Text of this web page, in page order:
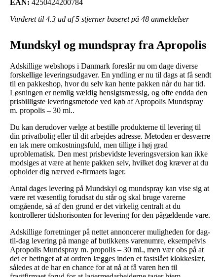
EAN: 4250424200784
Vurderet til 4.3 ud af 5 stjerner baseret på 48 anmeldelser
Mundskyl og mundspray fra Apropolis
Adskillige webshops i Danmark foreslår nu om dage diverse
forskellige leveringsudgaver. En yndling er nu til dags at få sendt
til en pakkeshop, hvor du selv kan hente pakken når du har tid.
Løsningen er nemlig vældig hensigtsmæssig, og ofte endda den
prisbilligste leveringsmetode ved køb af Apropolis Mundspray
m. propolis – 30 ml..
Du kan derudover vælge at bestille produkterne til levering til
din privatbolig eller til dit arbejdes adresse. Metoden er desværre
en tak mere omkostningsfuld, men tillige i høj grad
uproblematisk. Den mest prisbevidste leveringsversion kan ikke
modsiges at være at hente pakken selv, hvilket dog kræver at du
opholder dig nærved e-firmaets lager.
Antal dages levering på Mundskyl og mundspray kan vise sig at
være ret væsentlig forudsat du står og skal bruge varerne
omgående, så af den grund er det virkelig centralt at du
kontrollerer tidshorisonten for levering for den pågældende vare.
Adskillige forretninger på nettet annoncerer muligheden for dag-
til-dag levering på mange af butikkens varenumre, eksempelvis
Apropolis Mundspray m. propolis – 30 ml., men vær obs på at
det er betinget af at ordren lægges inden et fastslået klokkeslæt,
således at de har en chance for at nå at få varen hen til